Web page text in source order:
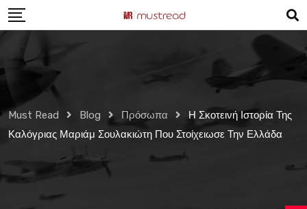
Skip
to
Must Read Blog Πρόσωπα
Η Σκοτεινή Ιστορία Της
Καλόγριας Μαριάμ Σουλακιώτη Που Στοίχειωσε Την Ελλάδα